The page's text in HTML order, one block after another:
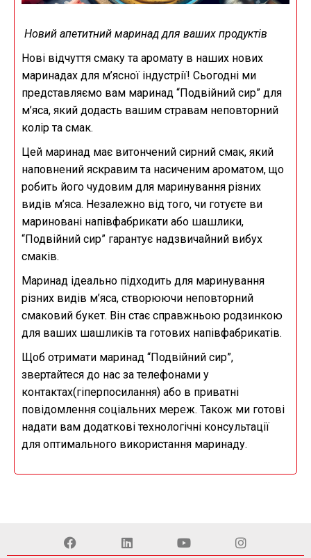
Новий апетитний маринад для ваших продуктів
Нові відчуття смаку та аромату в наших нових
маринадах для м’ясної індустрії! Сьогодні ми
представляємо вам маринад “Подвійний сир” для
м’яса, який додасть вашим стравам неповторний
колір та смак.
Цей маринад має витончений сирний смак, який
наповнений яскравим та насиченим ароматом, що
робить його чудовим для маринування різних
видів м’яса. Незалежно від того, чи готуєте ви
мариновані напівфабрикати або шашлики,
“Подвійний сир” гарантує надзвичайний вибух
смаків.
Маринад ідеально підходить для маринування
різних видів м’яса, створюючи неповторний
смаковий букет. Він стає справжньою родзинкою
для ваших шашликів та готових напівфабрикатів.
Щоб отримати маринад “Подвійний сир”,
звертайтеся до нас за телефонами у
контактах(гіперпосилання) або в приватні
повідомлення соціальних мереж. Також ми готові
надати вам додаткові технологічні консультації
для оптимального використання маринаду.